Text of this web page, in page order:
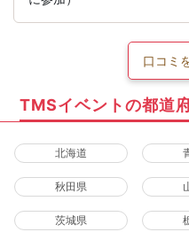
口コミ
TMSイベントの都道
北海道
秋田県
茨城県